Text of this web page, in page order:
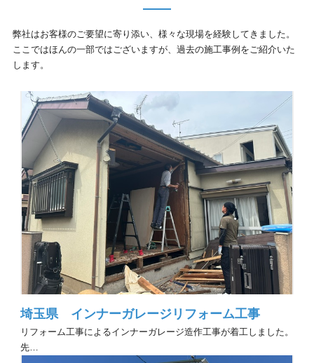
弊社はお客様のご要望に寄り添い、様々な現場を経験してきました。
ここではほんの一部ではございますが、過去の施工事例をご紹介いた
します。
埼玉県 インナーガレージリフォーム工事
リフォーム工事によるインナーガレージ造作工事が着工しました。
先…